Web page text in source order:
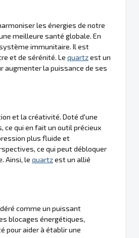
les énergies de notre
meilleure santé globale. En
immunitaire. Il est
et de sérénité. Le quartzest un
augmenter la puissance de ses
et la créativité. Doté d'une
ce qui en fait un outil précieux
plus fluide et
ce qui peut débloquer
Ainsi, le quartzest un allié
comme un puissant
blocages énergétiques,
pour aider à établir une